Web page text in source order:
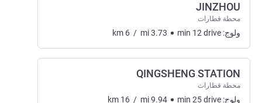
JINZHOU
محطة قطارات
ولوج: km 6 / mi3.73 min 12 drive
QINGSHENG STATION
محطة قطارات
ولوج: km 16 / mi9.94 min 25drive